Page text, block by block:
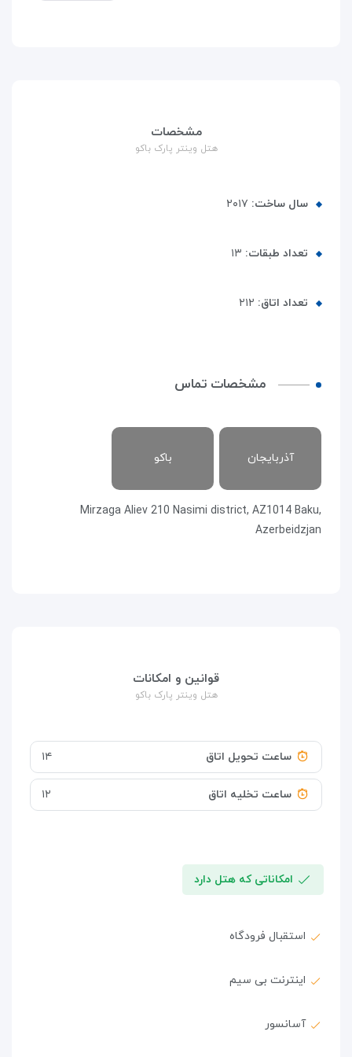
مشخصات
هتل وینتر پارک باکو
سال ساخت: ۲۰۱۷
تعداد طبقات: ۱۳
تعداد اتاق: ۲۱۲
مشخصات تماس
آذربایجان باکو
Mirzaga Aliev 210 Nasimi district, AZ1014 Baku,
Azerbeidzjan
قوانین و امکانات
هتل وینتر پارک باکو
ساعت تحویل اتاق ۱۴
ساعت تخلیه اتاق ۱۲
امکاناتی که هتل دارد
استقبال فرودگاه
اینترنت بی سیم
آسانسور